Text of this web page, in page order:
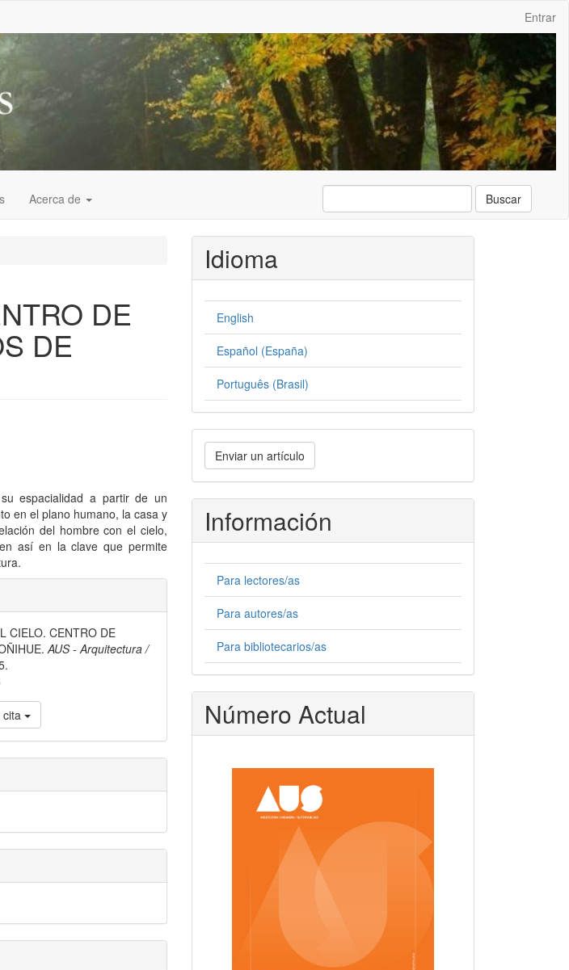
Entrar
Acerca de Buscar
DE
DE
espacialidad a partir de un
en el plano humano, la casa y
del hombre con el cielo,
así en la clave que permite
CIELO. CENTRO DE
AUS - Arquitectura /
cita
Idioma
English
Español (España)
Português (Brasil)
Enviar
un
artículo
Enviar un artículo
Información
Para lectores/as
Para autores/as
Para bibliotecarios/as
Número Actual